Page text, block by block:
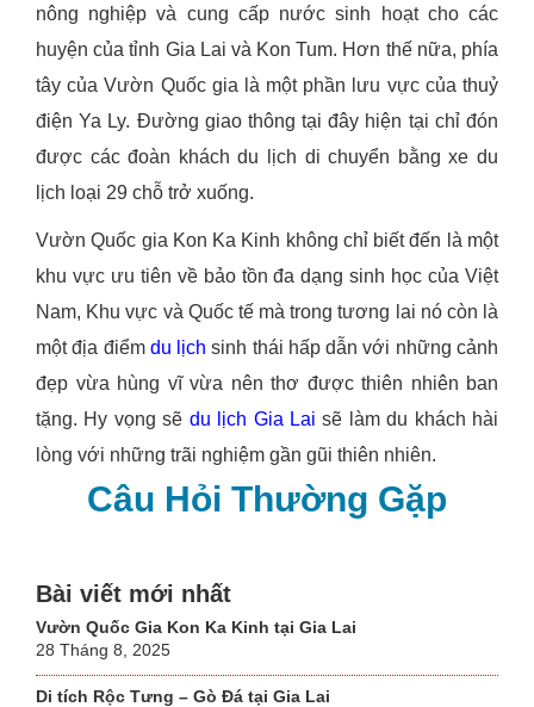
nông nghiệp và cung cấp nước sinh hoạt cho các
huyện của tỉnh Gia Lai và Kon Tum. Hơn thế nữa, phía
tây của Vườn Quốc gia là một phần lưu vực của thuỷ
điện Ya Ly. Đường giao thông tại đây hiện tại chỉ đón
được các đoàn khách du lịch di chuyển bằng xe du
lịch loại 29 chỗ trở xuống.
Vườn Quốc gia Kon Ka Kinh không chỉ biết đến là một
khu vực ưu tiên về bảo tồn đa dạng sinh học của Việt
Nam, Khu vực và Quốc tế mà trong tương lai nó còn là
một địa điểm du lịch sinh thái hấp dẫn với những cảnh
đẹp vừa hùng vĩ vừa nên thơ được thiên nhiên ban
tặng. Hy vọng sẽ du lịch Gia Lai sẽ làm du khách hài
lòng với những trãi nghiệm gần gũi thiên nhiên.
Câu Hỏi Thường Gặp
Bài viết mới nhất
Vườn Quốc Gia Kon Ka Kinh tại Gia Lai
28 Tháng 8, 2025
Di tích Rộc Tưng – Gò Đá tại Gia Lai